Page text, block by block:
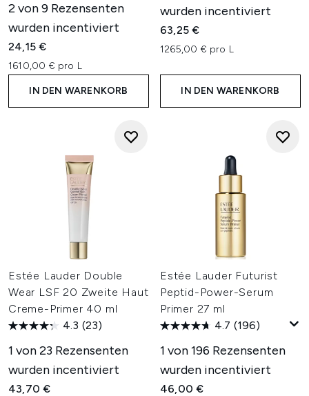
2 von 9 Rezensenten
wurden incentiviert
24,15 €
1610,00 € pro L
IN DEN WARENKORB
wurden incentiviert
63,25 €
1265,00 € pro L
IN DEN WARENKORB
Estée Lauder Double
Wear LSF 20 Zweite Haut
Creme-Primer 40 ml
4.3 (23)
1 von 23 Rezensenten
wurden incentiviert
43,70 €
Estée Lauder Futurist
Peptid-Power-Serum
Primer 27 ml
4.7 (196)
1 von 196 Rezensenten
wurden incentiviert
46,00 €